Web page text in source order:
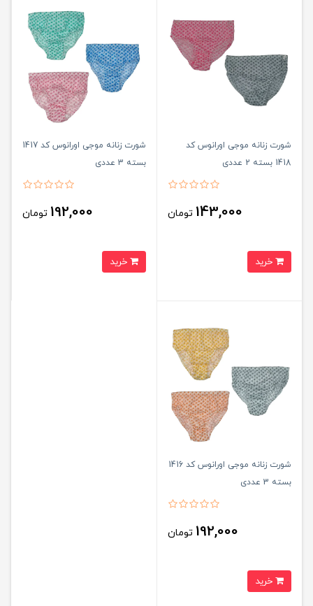
شورت زنانه موجی اورانوس کد
1418 بسته 2 عددی
143,000 تومان
شورت زنانه موجی اورانوس کد 1417
بسته 3 عددی
192,000 تومان
شورت زنانه موجی اورانوس کد 1416
بسته 3 عددی
192,000 تومان